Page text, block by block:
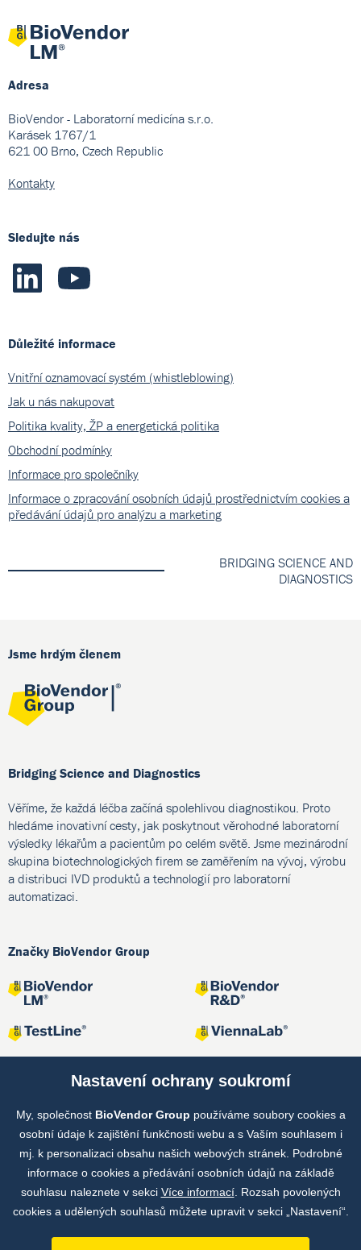
Adresa
BioVendor - Laboratorní medicína s.r.o.
Karásek 1767/1
621 00 Brno, Czech Republic
Kontakty
Sledujte nás
Důležité informace
Vnitřní oznamovací systém (whistleblowing)
Jak u nás nakupovat
Politika kvality, ŽP a energetická politika
Obchodní podmínky
Informace pro společníky
Informace o zpracování osobních údajů prostřednictvím cookies a
předávání údajů pro analýzu a marketing
BRIDGING SCIENCE AND
DIAGNOSTICS
Jsme hrdým členem
Bridging Science and Diagnostics
Věříme, že každá léčba začíná spolehlivou diagnostikou. Proto
hledáme inovativní cesty, jak poskytnout věrohodné laboratorní
výsledky lékařům a pacientům po celém světě. Jsme mezinárodní
skupina biotechnologických firem se zaměřením na vývoj, výrobu
a distribuci IVD produktů a technologií pro laboratorní
automatizaci.
Značky BioVendor Group
Společné projekty
Nastavení ochrany soukromí
My, společnost BioVendor Group používáme soubory cookies a
osobní údaje k zajištění funkčnosti webu a s Vaším souhlasem i
mj. k personalizaci obsahu našich webových stránek. Podrobné
informace o cookies a předávání osobních údajů na základě
souhlasu naleznete v sekci Více informací. Rozsah povolených
cookies a udělených souhlasů můžete upravit v sekci „Nastavení“.